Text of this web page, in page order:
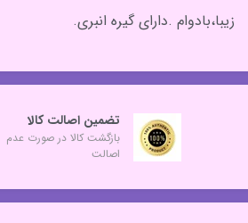
زیبا،بادوام .دارای گیره انبری.
تضمین اصالت کالا
بازگشت کالا در صورت عدم
اصالت